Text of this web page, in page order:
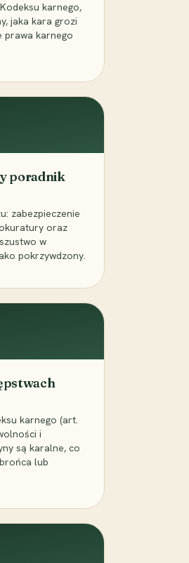
karnego,
jaka kara grozi
prawa karnego
poradnik
zabezpieczenie
oraz
w
pokrzywdzony.
karnego (art.
i
są karalne, co
lub